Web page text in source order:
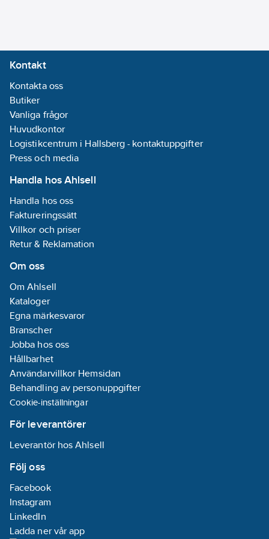
Kontakt
Kontakta oss
Butiker
Vanliga frågor
Huvudkontor
Logistikcentrum i Hallsberg - kontaktuppgifter
Press och media
Handla hos Ahlsell
Handla hos oss
Faktureringssätt
Villkor och priser
Retur & Reklamation
Om oss
Om Ahlsell
Kataloger
Egna märkesvaror
Branscher
Jobba hos oss
Hållbarhet
Användarvillkor Hemsidan
Behandling av personuppgifter
Cookie-inställningar
För leverantörer
Leverantör hos Ahlsell
Följ oss
Facebook
Instagram
LinkedIn
Ladda ner vår app